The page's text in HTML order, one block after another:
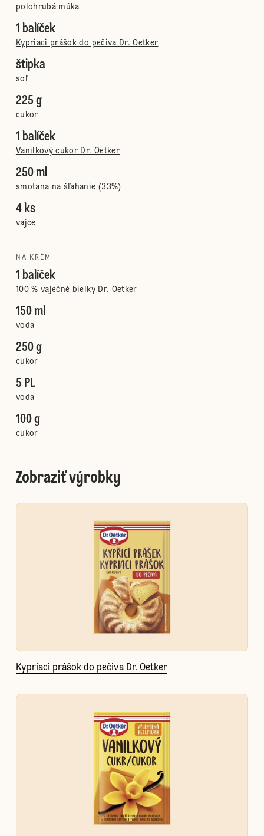
polohrubá múka
1 balíček
Kypriaci prášok do pečiva Dr. Oetker
štipka
soľ
225 g
cukor
1 balíček
Vanilkový cukor Dr. Oetker
250 ml
smotana na šľahanie (33%)
4 ks
vajce
NA KRÉM
1 balíček
100 % vaječné bielky Dr. Oetker
150 ml
voda
250 g
cukor
5 PL
voda
100 g
cukor
Zobraziť výrobky
Kypriaci prášok do pečiva Dr. Oetker